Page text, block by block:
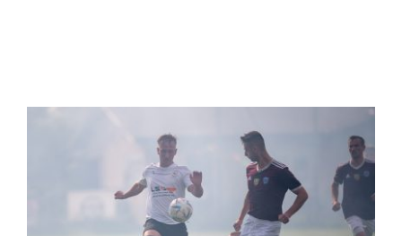
2024-06-02 STS Sokół Smolec –
Tarant Krzyżowice (3:3)